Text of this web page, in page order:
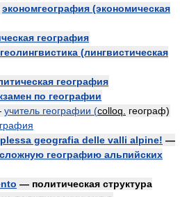
экономгеография (экономическая
география
геолингвистика (лингвистическая
география
по географии
учитель географии (colloq.
географ)
geografia delle valli alpine! —
географию альпийских
— политическая структура